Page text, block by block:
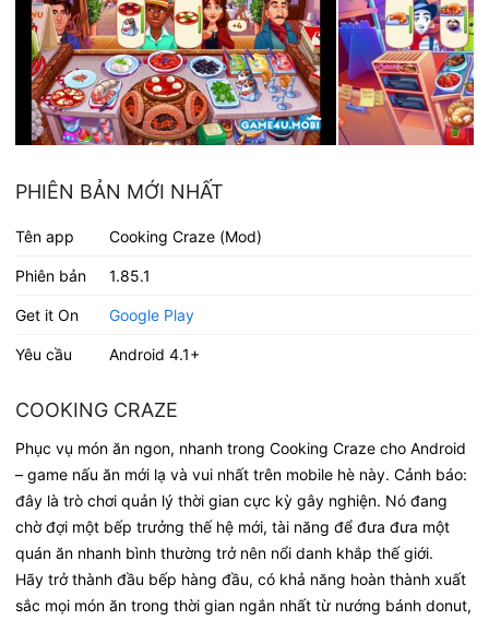
PHIÊN BẢN MỚI NHẤT
Tên app Cooking Craze (Mod)
Phiên bản 1.85.1
Get it On Google Play
Yêu cầu Android 4.1+
COOKING CRAZE
Phục vụ món ăn ngon, nhanh trong Cooking Craze cho Android
– game nấu ăn mới lạ và vui nhất trên mobile hè này. Cảnh báo:
đây là trò chơi quản lý thời gian cực kỳ gây nghiện. Nó đang
chờ đợi một bếp trưởng thế hệ mới, tài năng để đưa đưa một
quán ăn nhanh bình thường trở nên nổi danh khắp thế giới.
Hãy trở thành đầu bếp hàng đầu, có khả năng hoàn thành xuất
sắc mọi món ăn trong thời gian ngắn nhất từ nướng bánh donut,